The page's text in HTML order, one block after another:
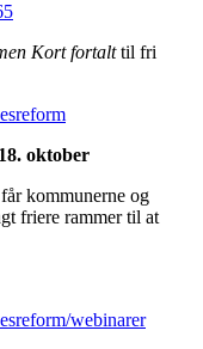
Kort fortalttil fri
oktober
kommunerne og
friere rammer til at
webinarer